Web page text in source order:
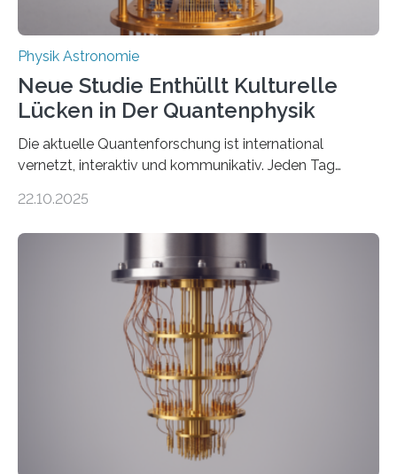
Physik Astronomie
Neue Studie Enthüllt Kulturelle
Lücken in Der Quantenphysik
Die aktuelle Quantenforschung ist international
vernetzt, interaktiv und kommunikativ. Jeden Tag
oft von Autor*innen, die eng zusammenarbeiten. Neue
werden schnell weiterentwickelt. Dies ist der Alltag in
der Forschung der Quantentheorie, die dieses Jahr 100
Jahre alt geworden ist, weshalb die UNESCO 2025 zum
Internationalen Jahr der Quantenwissenschaft und -
technologie ausgerufen hat. Doch nun hat eine
internationale Forschungsgruppe um den
22.10.2025